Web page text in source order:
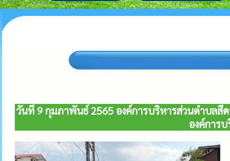
วันที่ 9 กุมภาพันธ์ 2565 องค์การบริหารส่วนตำบลสี
องค์การ